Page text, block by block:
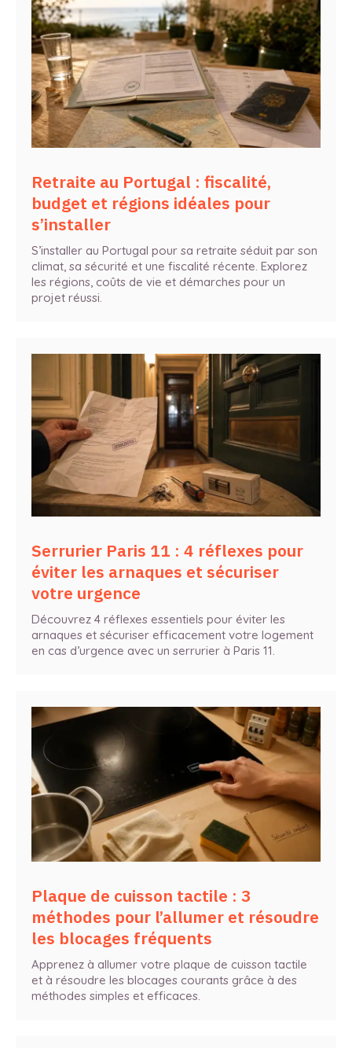
Retraite au Portugal : fiscalité,
budget et régions idéales pour
s’installer
S’installer au Portugal pour sa retraite séduit par son
climat, sa sécurité et une fiscalité récente. Explorez
les régions, coûts de vie et démarches pour un
projet réussi.
Serrurier Paris 11 : 4 réflexes pour
éviter les arnaques et sécuriser
votre urgence
Découvrez 4 réflexes essentiels pour éviter les
arnaques et sécuriser efficacement votre logement
en cas d’urgence avec un serrurier à Paris 11.
Plaque de cuisson tactile : 3
méthodes pour l’allumer et résoudre
les blocages fréquents
Apprenez à allumer votre plaque de cuisson tactile
et à résoudre les blocages courants grâce à des
méthodes simples et efficaces.